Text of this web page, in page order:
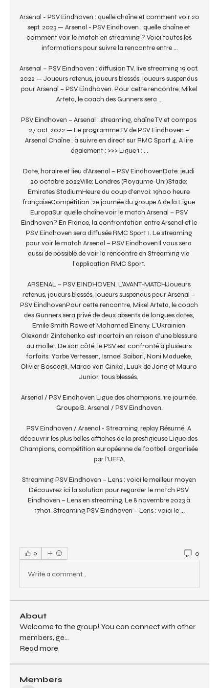
Arsenal - PSV Eindhoven : quelle chaîne et comment voir 20
sept. 2023 — Arsenal - PSV Eindhoven : quelle chaîne et
comment voir le match en streaming ? Voici toutes les
informations pour suivre la rencontre entre ...
Arsenal – PSV Eindhoven : diffusion TV, live streaming 19 oct.
2022 — Joueurs retenus, joueurs blessés, joueurs suspendus
pour Arsenal – PSV Eindhoven. Pour cette rencontre, Mikel
Arteta, le coach des Gunners sera ...
PSV Eindhoven – Arsenal : streaming, chaîne TV et compos
27 oct. 2022 — Le programme TV de PSV Eindhoven –
Arsenal Chaîne : à suivre en direct sur RMC Sport 4. A lire
également : >>> Ligue 1 : ...
Date, horaire et lieu d’Arsenal – PSV EindhovenDate: jeudi
20 octobre 2022Ville: Londres (Royaume-Uni)Stade:
Emirates StadiumHeure du coup d'envoi: 19h00 heure
françaiseCompétition: 2e journée du groupe A de la Ligue
EuropaSur quelle chaîne voir le match Arsenal – PSV
Eindhoven? En France, la confrontation entre Arsenal et le
PSV Eindhoven sera diffusée RMC Sport 1. Le streaming
pour voir le match Arsenal – PSV EindhovenIl vous sera
aussi de possible de voir la rencontre en Streaming via
l'application RMC Sport.
ARSENAL – PSV EINDHOVEN, L’AVANT-MATCHJoueurs
retenus, joueurs blessés, joueurs suspendus pour Arsenal –
PSV EindhovenPour cette rencontre, Mikel Arteta, le coach
des Gunners sera privé de deux absents de longues dates,
Emile Smith Rowe et Mohamed Elneny. L’Ukrainien
Olexandr Zintchenko est incertain en raison d’une blessure
au mollet. De son côté, le PSV est confronté à plusieurs
forfaits: Yorbe Vertessen, Ismael Saibari, Noni Madueke,
Olivier Boscagli, Marco van Ginkel, Luuk de Jong et Mauro
Junior, tous blessés.
Arsenal / PSV Eindhoven Ligue des champions. 1re journée.
Groupe B. Arsenal / PSV Eindhoven.
PSV Eindhoven / Arsenal - Streaming, replay Résumé. A
découvrir les plus belles affiches de la prestigieuse Ligue des
Champions, compétition européenne de football organisée
par l'UEFA.
Streaming PSV Eindhoven – Lens : voici le meilleur moyen
Découvrez ici la solution pour regarder le match PSV
Eindhoven – Lens en streaming. Le 8 novembre 2023 à
17h01. Streaming PSV Eindhoven – Lens : voici le ...
0 0
Write a comment...
About
Welcome to the group! You can connect with other
members, ge...
Read more
Members